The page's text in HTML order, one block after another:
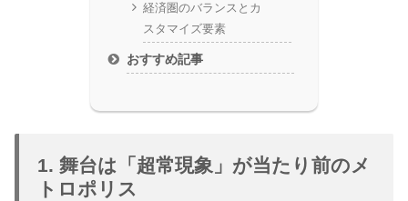
経済圏のバランスとカ
スタマイズ要素
おすすめ記事
1. 舞台は「超常現象」が当たり前のメ
トロポリス